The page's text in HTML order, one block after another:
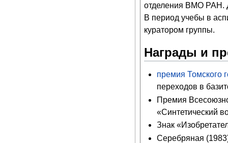
отделения ВМО РАН.
В период учебы в
куратором группы.
Награды и
премия Томского
переходов в
Премия
«Синтетический
Знак
Серебряная